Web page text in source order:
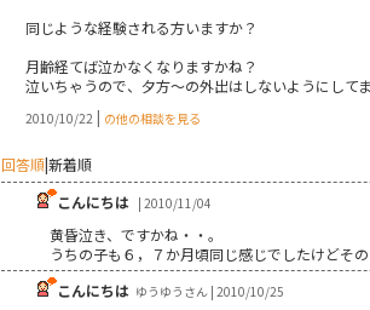
同じような経験される方いますか？
月齢経てば泣かなくなりますかね？
泣いちゃうので、夕方～の外出はしないようにして
2010/10/22 | の他の相談を見る
回答順|新着順
こんにちは | 2010/11/04
黄昏泣き、ですかね・・。
うちの子も６，７か月頃同じ感じでしたけどそ
こんにちは ゆうゆうさん | 2010/10/25